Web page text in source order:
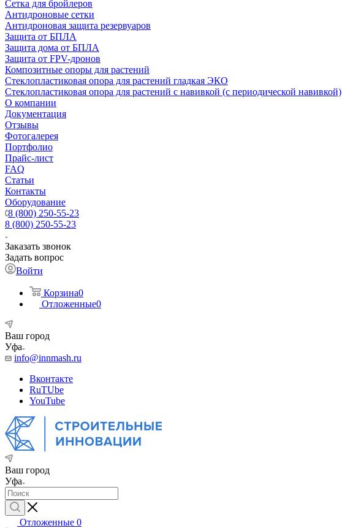
Сетка для бройлеров
Антидроновые сетки
Антидроновая защита резервуаров
Защита от БПЛА
Защита дома от БПЛА
Защита от FPV-дронов
Композитные опоры для растений
Стеклопластиковая опора для растений гладкая ЭКО
Стеклопластиковая опора для растений с навивкой (с периодической навивкой)
О компании
Документация
Отзывы
Фотогалерея
Портфолио
Прайс-лист
FAQ
Статьи
Контакты
Оборудование
8 (800) 250-55-23
8 (800) 250-55-23
Заказать звонок
Задать вопрос
Войти
Корзина0
Отложенные0
Ваш город
Уфа
info@innmash.ru
Вконтакте
RuTUbe
YouTube
Ваш город
Уфа
Отложенные 0